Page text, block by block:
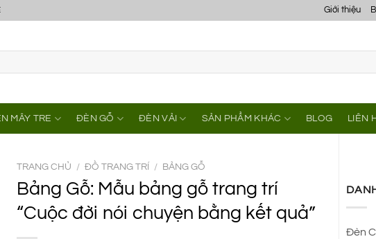
Giới thiệu
MÂY TRE ĐÈN GỖ ĐÈN VẢI SẢN PHẨM KHÁC BLOG LIÊN
Đèn
TRANG CHỦ / ĐỒ TRANG TRÍ / BẢNG GỖ
Bảng Gỗ: Mẫu bảng gỗ trang trí
“Cuộc đời nói chuyện bằng kết quả”